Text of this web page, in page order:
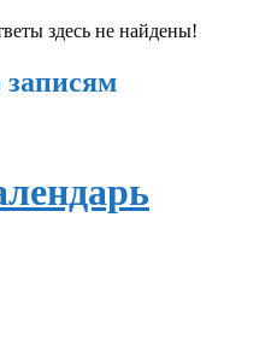
здесь не найдены!